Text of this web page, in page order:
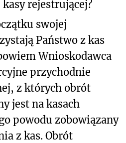
rejestrującej?
swojej
Państwo z kas
Wnioskodawca
przychodnie
z których obrót
jest na kasach
powodu zobowiązany
z kas. Obrót